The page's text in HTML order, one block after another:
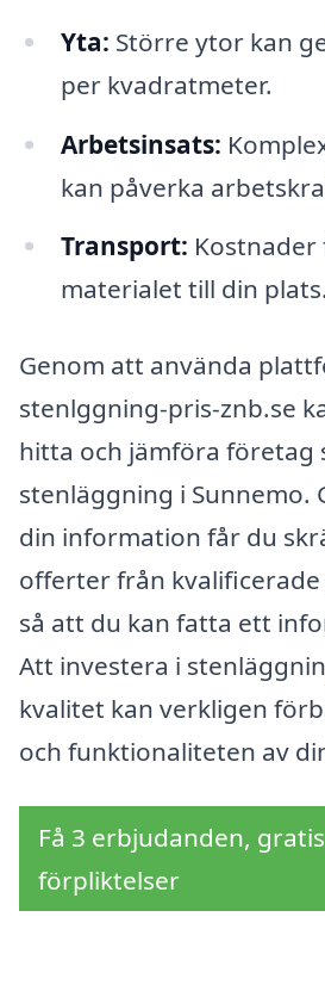
Yta: Större ytor kan
per kvadratmeter.
Arbetsinsats:
kan påverka
Transport: Kostnader
materialet till din plats.
Genom att använda
stenlggning-pris-znb.se
hitta och jämföra företag
stenläggning i Sunnemo.
din information får du
offerter från
så att du kan fatta ett
Att investera i
kvalitet kan verkligen
och funktionaliteten av
Få 3 erbjudanden,
förpliktelser